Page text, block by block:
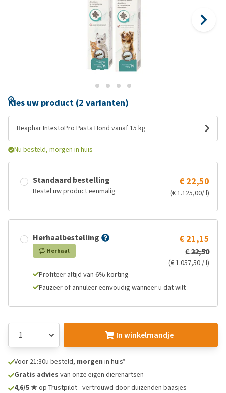
Kies uw product (2 varianten)
Beaphar IntestoPro Pasta Hond vanaf 15 kg
Nu besteld, morgen in huis
Standaard bestelling
Bestel uw product eenmalig
€ 22,50
(€ 1.125,00/ l)
Herhaalbestelling
Herhaal
€ 21,15
€ 22,50
(€ 1.057,50 / l)
Profiteer altijd van 6% korting
Pauzeer of annuleer eenvoudig wanneer u dat wilt
In winkelmandje
Voor 21:30u besteld, morgen in huis*
Gratis advies van onze eigen dierenartsen
4,6/5 ★op Trustpilot - vertrouwd door duizenden baasjes